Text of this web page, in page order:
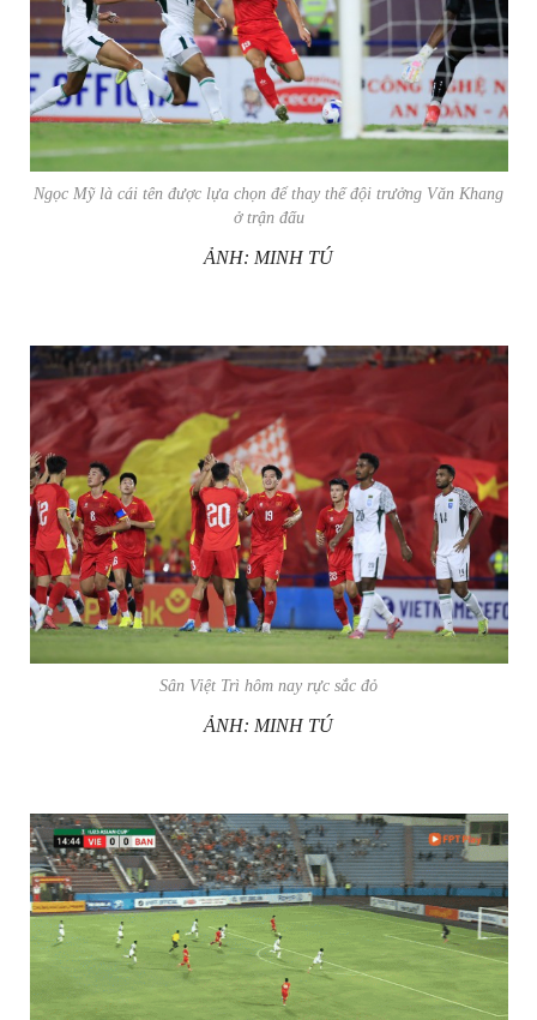
Ngọc Mỹ là cái tên được lựa chọn để thay thế đội trưởng Văn Khang
ở trận đấu
ẢNH: MINH TÚ
Sân Việt Trì hôm nay rực sắc đỏ
ẢNH: MINH TÚ